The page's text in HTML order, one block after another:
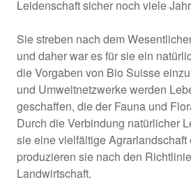
Leidenschaft sicher noch viele
Sie streben nach dem
und daher war es für sie ein
die Vorgaben von Bio Suisse
und Umweltnetzwerke werden
geschaffen, die der Fauna und
Durch die Verbindung natürlicher
sie eine vielfältige Agrarlandschaft
produzieren sie nach den
Landwirtschaft.